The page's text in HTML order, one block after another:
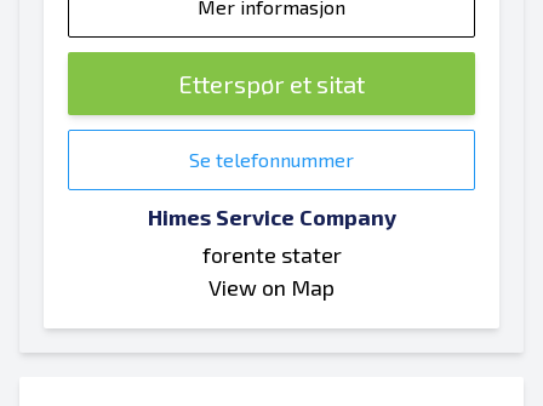
Mer informasjon
Etterspør et sitat
Se telefonnummer
Himes Service Company
forente stater
View on Map